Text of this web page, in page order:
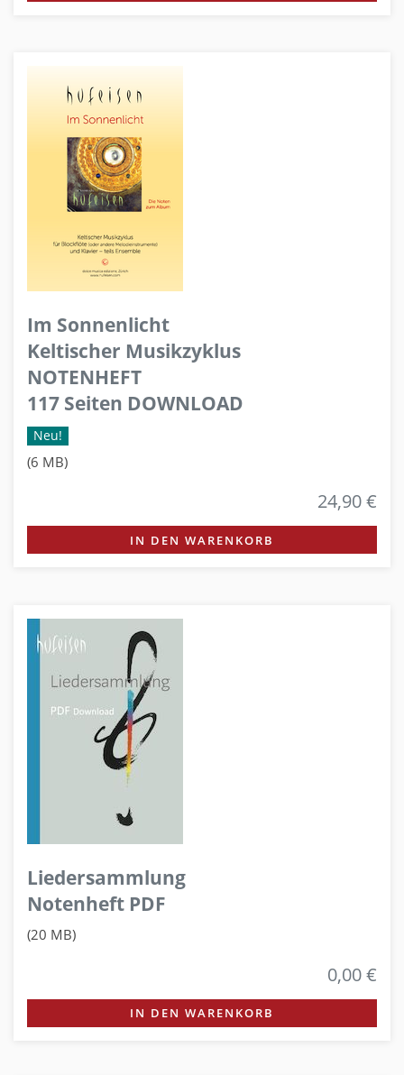
Im Sonnenlicht
Keltischer Musikzyklus
NOTENHEFT
117 Seiten DOWNLOAD
Neu!
(6 MB)
24,90 €
IN DEN WARENKORB
Liedersammlung
Notenheft PDF
(20 MB)
0,00 €
IN DEN WARENKORB